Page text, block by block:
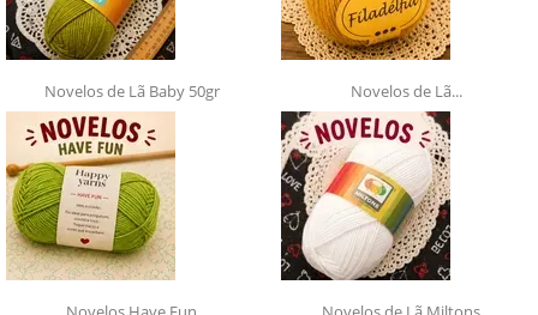
Novelos de Lã Baby 50gr Novelos de Lã...